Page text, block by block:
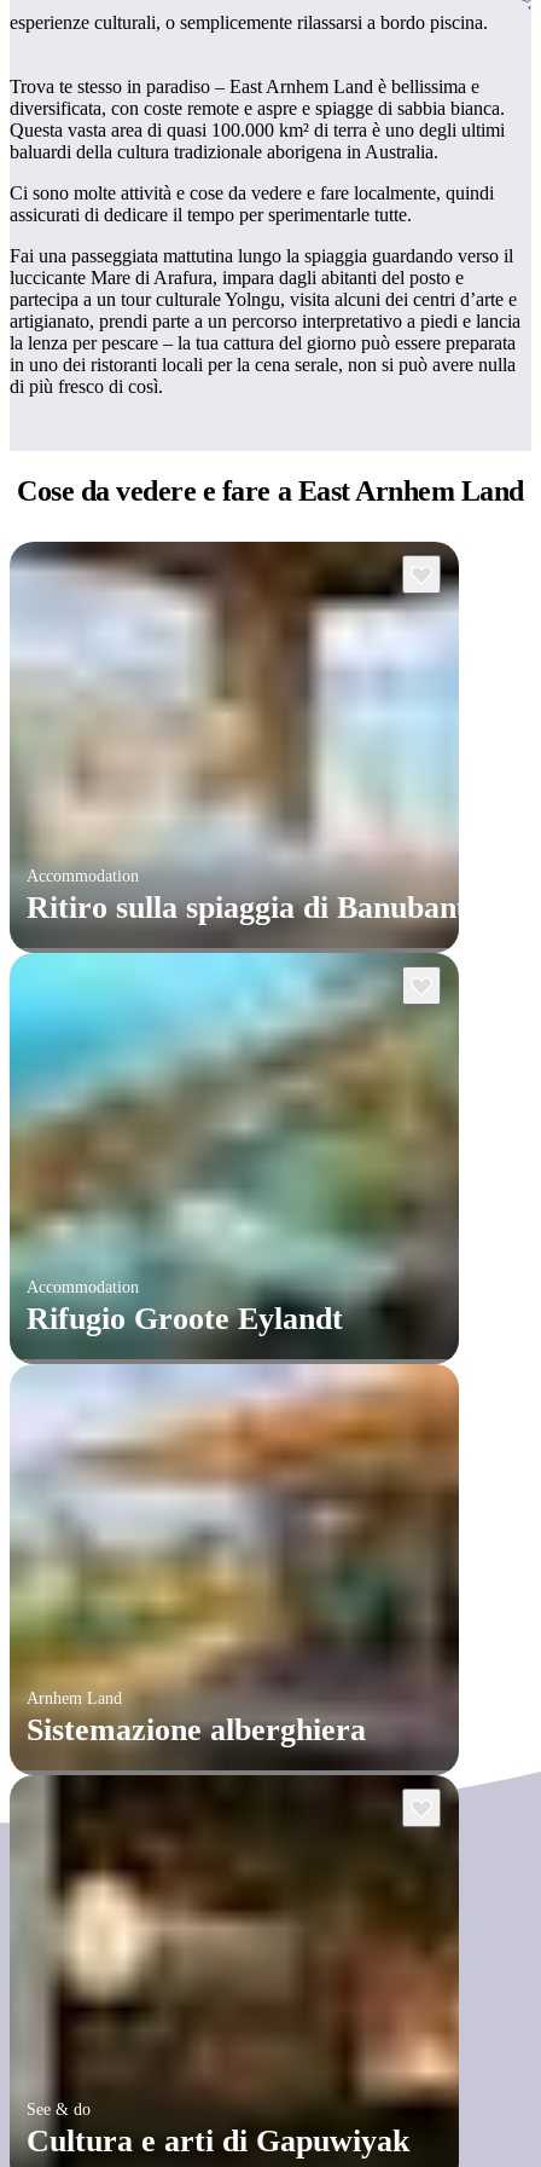
Cerca:
Sign
up
esperienze culturali, o semplicemente rilassarsi a bordo piscina.
Trova te stesso in paradiso – East Arnhem Land è bellissima e
diversificata, con coste remote e aspre e spiagge di sabbia bianca.
Questa vasta area di quasi 100.000 km² di terra è uno degli ultimi
baluardi della cultura tradizionale aborigena in Australia.
Ci sono molte attività e cose da vedere e fare localmente, quindi
assicurati di dedicare il tempo per sperimentarle tutte.
Fai una passeggiata mattutina lungo la spiaggia guardando verso il
luccicante Mare di Arafura, impara dagli abitanti del posto e
partecipa a un tour culturale Yolngu, visita alcuni dei centri d’arte e
artigianato, prendi parte a un percorso interpretativo a piedi e lancia
la lenza per pescare – la tua cattura del giorno può essere preparata
in uno dei ristoranti locali per la cena serale, non si può avere nulla
di più fresco di così.
Cose da vedere e fare a East Arnhem Land
Accommodation
Ritiro sulla spiaggia di Banubanu
Accommodation
Rifugio Groote Eylandt
Arnhem Land
Sistemazione alberghiera
See & do
Cultura e arti di Gapuwiyak